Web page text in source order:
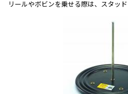
リールやボビンを乗せる際は、スタッド